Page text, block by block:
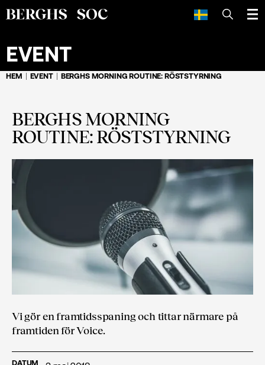
SÖK
EVENT
HEM EVENT BERGHS MORNING ROUTINE: RÖSTSTYRNING
BERGHS MORNING
ROUTINE: RÖSTSTYRNING
Vi gör en framtidsspaning och tittar närmare på
framtiden för Voice.
DATUM